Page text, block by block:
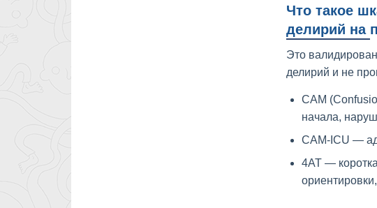
Что такое
делирий на
Это
делирий и не
CAM
начала,
CAM-ICU —
4AT —